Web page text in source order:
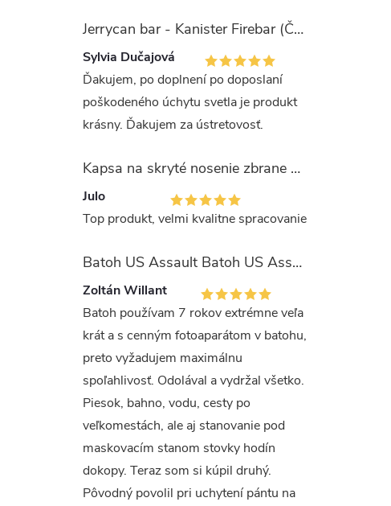
Jerrycan bar - Kanister Firebar (Červený)
Sylvia Dučajová
Ďakujem, po doplnení po doposlaní
poškodeného úchytu svetla je produkt
krásny. Ďakujem za ústretovosť.
Kapsa na skryté nosenie zbrane OLIVA (veľkosť Glock 17/19)
Julo
Top produkt, velmi kvalitne spracovanie
Batoh US Assault Batoh US Assault "LASER CUT" 36l MULTIT.
Zoltán Willant
Batoh používam 7 rokov extrémne veľa
krát a s cenným fotoaparátom v batohu,
preto vyžadujem maximálnu
spoľahlivosť. Odolával a vydržal všetko.
Piesok, bahno, vodu, cesty po
veľkomestách, ale aj stanovanie pod
maskovacím stanom stovky hodín
dokopy. Teraz som si kúpil druhý.
Pôvodný povolil pri uchytení pántu na